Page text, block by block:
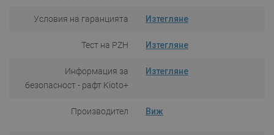
Условия на гаранцията Изтегляне
Тест на PZH Изтегляне
Информация за
безопасност - рафт Kioto+
Изтегляне
Производител Виж